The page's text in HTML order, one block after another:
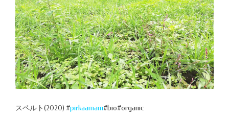
スペルト(2020) #pirkaamam#bio#organic